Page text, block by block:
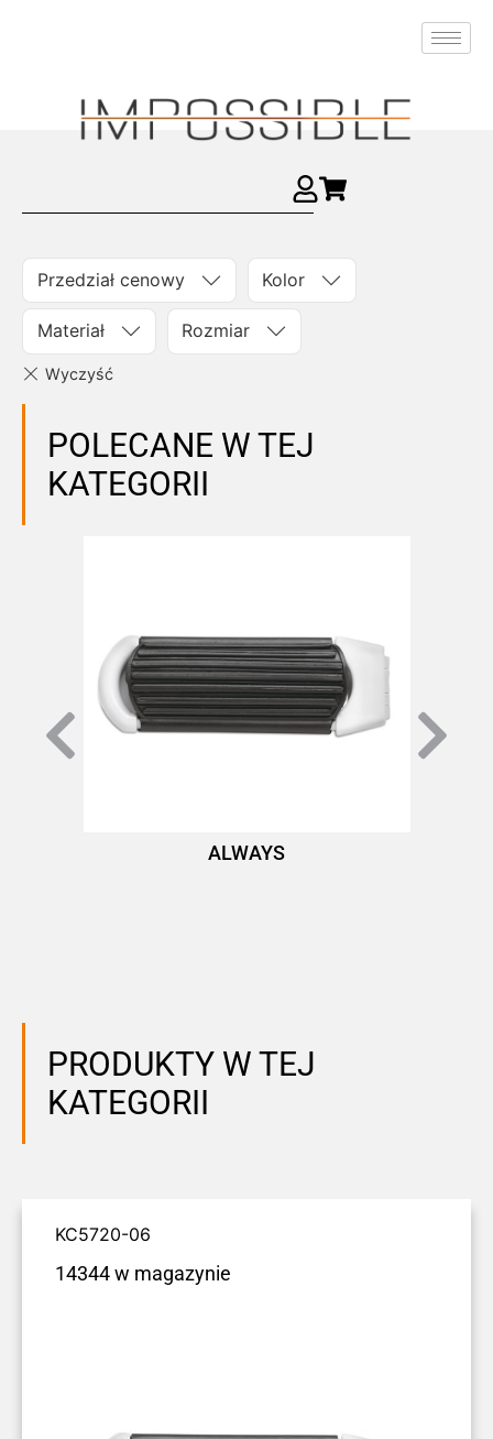
Przedział cenowy Kolor
Materiał Rozmiar
POLECANE W TEJ
KATEGORII
ALWAYS
PRODUKTY W TEJ
KATEGORII
KC5720-06
14344 w magazynie